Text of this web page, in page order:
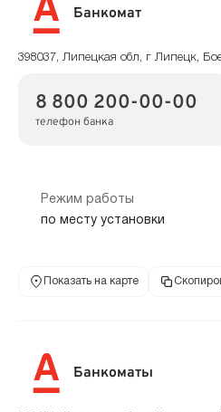
Банкомат
398037, Липецкая обл, г Липецк,
8 800 200-00-00
телефон банка
Режим работы
по месту установки
Показать на карте
Банкоматы